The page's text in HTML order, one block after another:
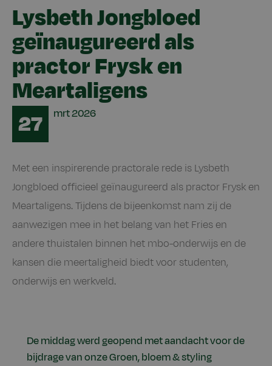
Lysbeth Jongbloed
geïnaugureerd als
practor Frysk en
Meartaligens
27 mrt2026
Met een inspirerende practorale rede is Lysbeth
Jongbloed officieel geïnaugureerd als practor Frysk en
Meartaligens. Tijdens de bijeenkomst nam zij de
aanwezigen mee in het belang van het Fries en
andere thuistalen binnen het mbo-onderwijs en de
kansen die meertaligheid biedt voor studenten,
onderwijs en werkveld.
De middag werd geopend met aandacht voor de
bijdrage van onze Groen, bloem & styling